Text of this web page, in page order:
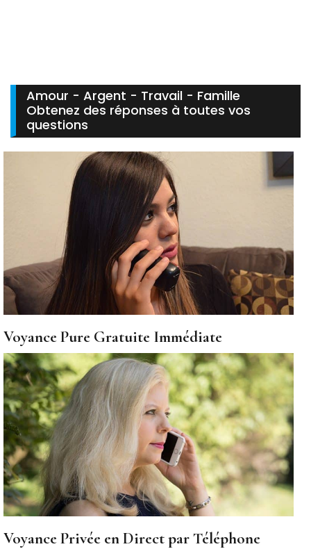
Amour - Argent - Travail - Famille
Obtenez des réponses à toutes vos
questions
Voyance Pure Gratuite Immédiate
Voyance Privée en Direct par Téléphone